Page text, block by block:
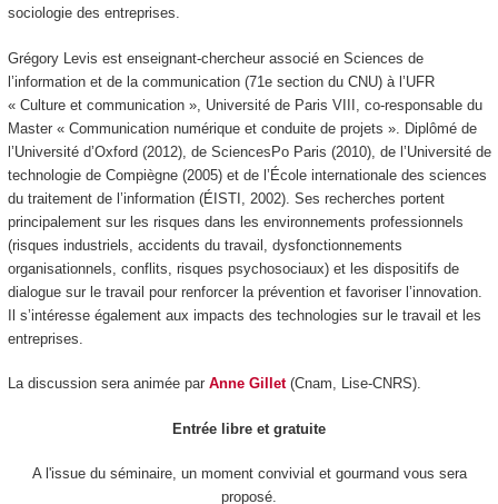
sociologie des entreprises.
Grégory Levis est enseignant-chercheur associé en Sciences de
l’information et de la communication (71e section du CNU) à l’UFR
« Culture et communication », Université de Paris VIII, co-responsable du
Master « Communication numérique et conduite de projets ». Diplômé de
l’Université d’Oxford (2012), de SciencesPo Paris (2010), de l’Université de
technologie de Compiègne (2005) et de l’École internationale des sciences
du traitement de l’information (ÉISTI, 2002). Ses recherches portent
principalement sur les risques dans les environnements professionnels
(risques industriels, accidents du travail, dysfonctionnements
organisationnels, conflits, risques psychosociaux) et les dispositifs de
dialogue sur le travail pour renforcer la prévention et favoriser l’innovation.
Il s’intéresse également aux impacts des technologies sur le travail et les
entreprises.
La discussion sera animée par Anne Gillet(Cnam, Lise-CNRS).
Entrée libre et gratuite
A l'issue du séminaire, un moment convivial et gourmand vous sera
proposé.